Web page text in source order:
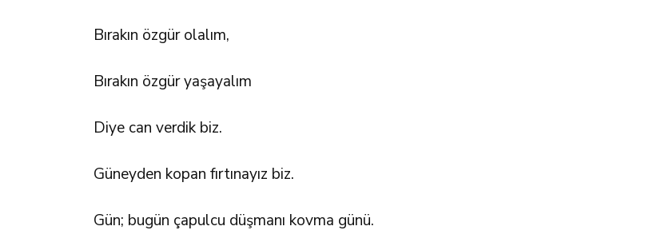
Bırakın özgür olalım,
Bırakın özgür yaşayalım
Diye can verdik biz.
Güneyden kopan fırtınayız biz.
Gün; bugün çapulcu düşmanı kovma günü.